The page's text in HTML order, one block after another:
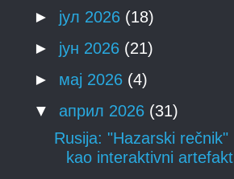
► јул 2026 (18)
► јун 2026 (21)
► мај 2026 (4)
▼ април 2026 (31)
Rusija: "Hazarski rečnik"
kao interaktivni artefakt